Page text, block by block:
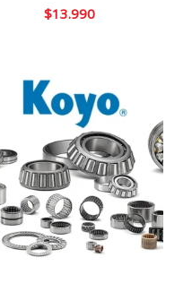
$13.990